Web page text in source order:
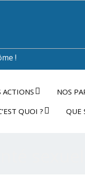
!
ACTIONS NOS
QUOI ? QUE